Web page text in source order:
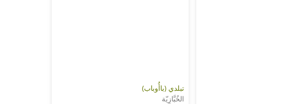
تبلدي (باأُوباب)
الخُبَّازِيّة